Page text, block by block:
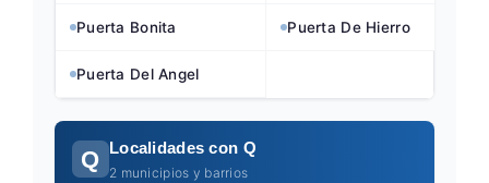
Puerta Bonita Puerta De Hierro
Puerta Del Angel
Q Localidades con Q
2 municipios y barrios